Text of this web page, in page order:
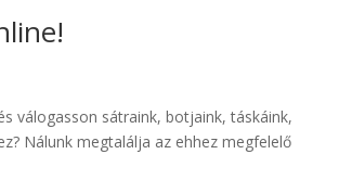
válogasson sátraink, botjaink, táskáink,
Nálunk megtalálja az ehhez megfelelő